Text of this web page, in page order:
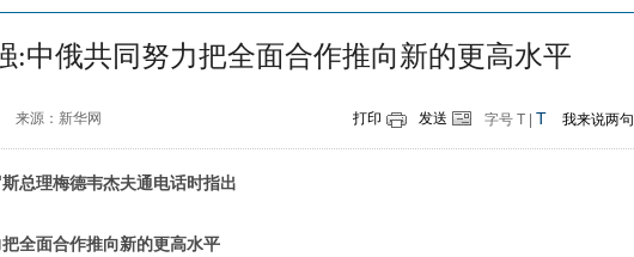
:中俄共同努力把全面合作推向新的更高水平
来源：新华网 打印 发送 字号 T T 我来说两句
总理梅德韦杰夫通电话时指出
全面合作推向新的更高水平